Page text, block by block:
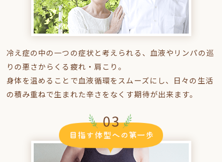
冷え症の中の一つの症状と考えられる、血液やリンパの巡
りの悪さからくる疲れ・肩こり。
身体を温めることで血液循環をスムーズにし、日々の生活
の積み重ねで生まれた辛さをなくす期待が出来ます。